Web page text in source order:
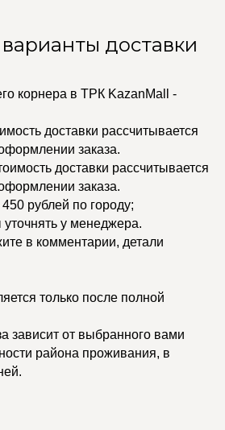
доставки
корнера в ТРК KazanMall -
доставки рассчитывается
заказа.
доставки рассчитывается
заказа.
рублей по городу;
у менеджера.
в комментарии, детали
только после полной
зависит от выбранного вами
района проживания, в